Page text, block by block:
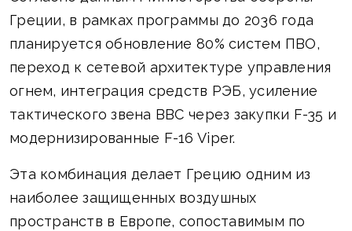
Греции, в рамках программы до 2036 года
планируется обновление 80% систем ПВО,
переход к сетевой архитектуре управления
огнем, интеграция средств РЭБ, усиление
тактического звена ВВС через закупки F-35 и
модернизированные F-16 Viper.
Эта комбинация делает Грецию одним из
наиболее защищенных воздушных
пространств в Европе, сопоставимым по